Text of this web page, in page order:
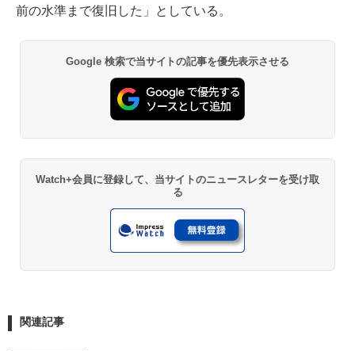
前の水準まで復旧した」としている。
Google 検索で当サイトの記事を優先表示させる
Watch+会員に登録して、当サイトのニュースレターを受け取
る
関連記事